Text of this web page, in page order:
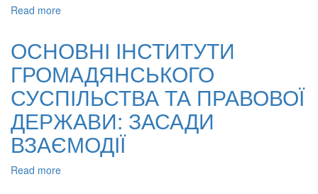
Read more
І
СВОБОД
ЛЮДИНИ
ТА
ГРОМАДЯНИНА
НА
ЕТАПІ
ФОРМУВАННЯ
ОСНОВНІ ІНСТИТУТИ
ГРОМАДЯНСЬКОГО
СУСПІЛЬСТВА ТА ПРАВОВОЇ
ДЕРЖАВИ: ЗАСАДИ
ВЗАЄМОДІЇ
Read more